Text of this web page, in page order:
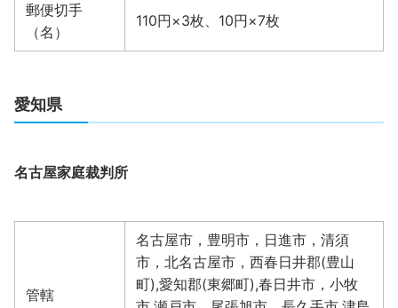
郵便切手
（名）
110円×3枚、10円×7枚
愛知県
名古屋家庭裁判所
管轄
名古屋市，豊明市，日進市，清須
市，北名古屋市，西春日井郡(豊山
町),愛知郡(東郷町),春日井市，小牧